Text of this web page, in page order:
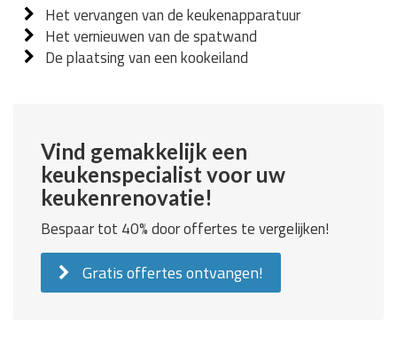
Het vervangen van de keukenapparatuur
Het vernieuwen van de spatwand
De plaatsing van een kookeiland
Vind gemakkelijk een
keukenspecialist voor uw
keukenrenovatie!
Bespaar tot 40% door offertes te vergelijken!
Gratis offertes ontvangen!